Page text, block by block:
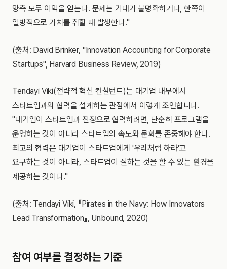
양측 모두 이익을 얻는다. 문제는 기대가 불명확하거나, 한쪽이
일방적으로 가치를 취할 때 발생한다."
(출처: David Brinker, "Innovation Accounting for Corporate
Startups", Harvard Business Review, 2019)
Tendayi Viki(전략적 혁신 컨설턴트)는 대기업 내부에서
스타트업과의 협력을 설계하는 관점에서 이렇게 조언합니다.
"대기업이 스타트업과 진정으로 협력하려면, 단순히 프로그램을
운영하는 것이 아니라 스타트업의 속도와 문화를 존중해야 한다.
최고의 협력은 대기업이 스타트업에게 '우리처럼 하라'고
요구하는 것이 아니라, 스타트업이 잘하는 것을 할 수 있는 환경을
제공하는 것이다."
(출처: Tendayi Viki, 『Pirates in the Navy: How Innovators
Lead Transformation』, Unbound, 2020)
참여 여부를 결정하는 기준